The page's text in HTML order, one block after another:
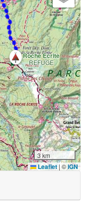
Roche Ecrite
REFUGE
3 km
Leaflet | ©IGN